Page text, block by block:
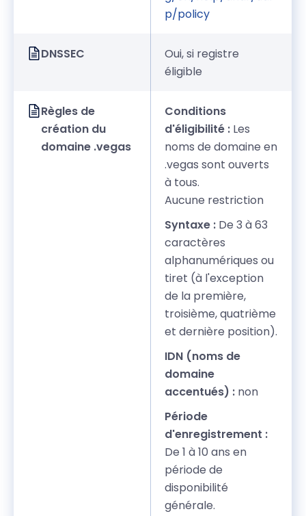
p/policy
DNSSEC
Oui, si registre
éligible
Règles de
création du
domaine .vegas
Conditions
d'éligibilité : Les
noms de domaine en
.vegas sont ouverts
à tous.
Aucune restriction
Syntaxe : De 3 à 63
caractères
alphanumériques ou
tiret (à l'exception
de la première,
troisième, quatrième
et dernière position).
IDN (noms de
domaine
accentués) : non
Période
d'enregistrement :
De 1 à 10 ans en
période de
disponibilité
générale.